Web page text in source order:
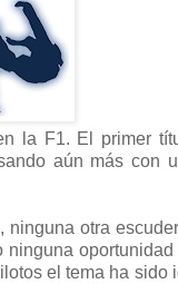
la F1. El primer
aún más con
otra
el tema ha sido